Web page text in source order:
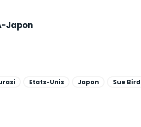
Japon
Etats-Unis Japon
Sue Bird